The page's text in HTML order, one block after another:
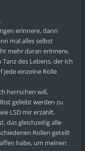
erinnere, dann
mal alles selbst
mehr daran erinnere,
des Lebens, der ich
jede einzelne Rolle
herrschen will,
geliebt werden zu
LSD mir erzählt,
das gleichzeitig alle
Rollen geteilt
habe, um meinen